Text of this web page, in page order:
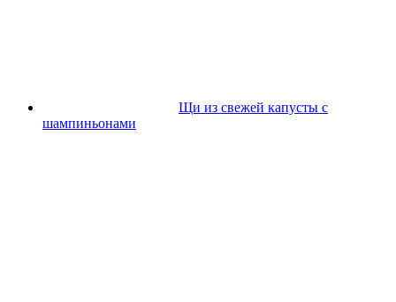
Щи из свежей капусты с
шампиньонами